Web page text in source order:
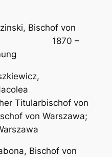
Bischof von
–
von Nacolea
von
von Warszawa;
Bischof von